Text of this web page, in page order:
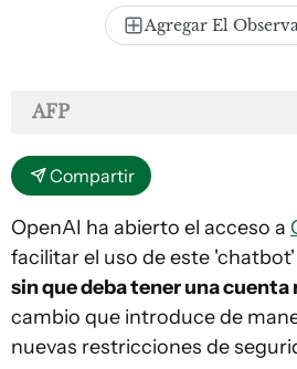
Agregar El
AFP
Compartir
OpenAI ha abierto el acceso a
facilitar el uso de este
sin que deba tener una
cambio que introduce de
nuevas restricciones de